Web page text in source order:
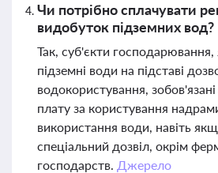
Чи потрібно сплачувати
видобуток підземних вод?
Так, суб'єкти господарювання,
підземні води на підставі
водокористування,
плату за користування
використання води, навіть
спеціальний дозвіл, окрім
господарств. Джерело